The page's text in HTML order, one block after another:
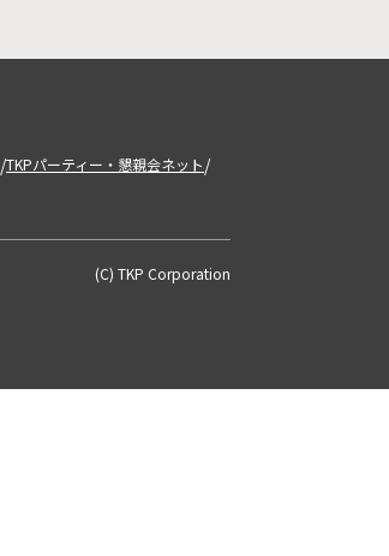
/TKPパーティー・懇親会ネット/
(C) TKP Corporation